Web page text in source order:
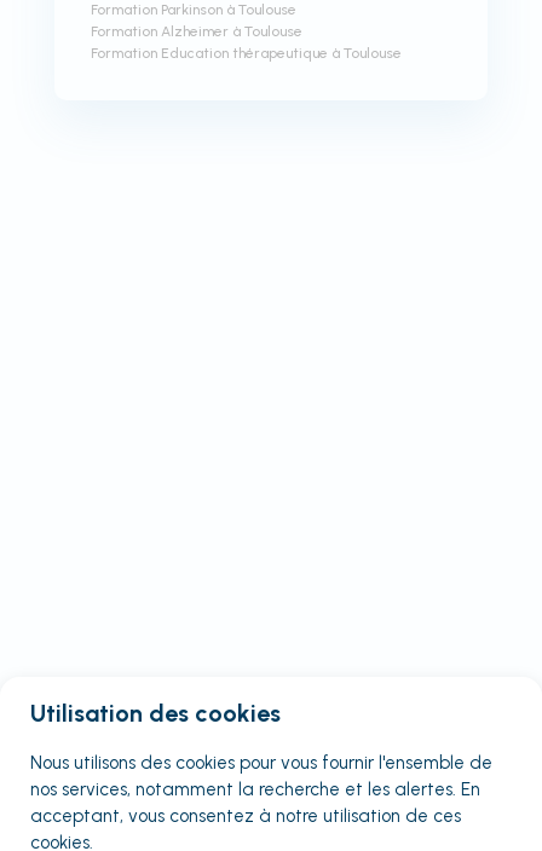
Formation Parkinson à Toulouse
Formation Alzheimer à Toulouse
Formation Education thérapeutique à Toulouse
Utilisation des cookies
Nous utilisons des cookies pour vous fournir l'ensemble de
nos services, notamment la recherche et les alertes. En
acceptant, vous consentez à notre utilisation de ces
cookies.